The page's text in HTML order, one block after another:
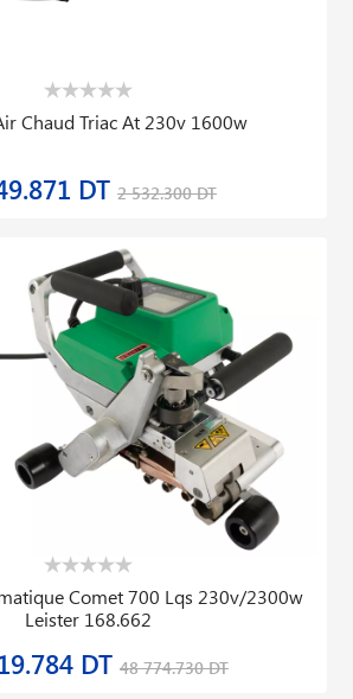
Chaud Triac At 230v 1600w
DT 2 532.300 DT
Comet 700 Lqs 230v/2300w
Leister 168.662
DT 48 774.730 DT